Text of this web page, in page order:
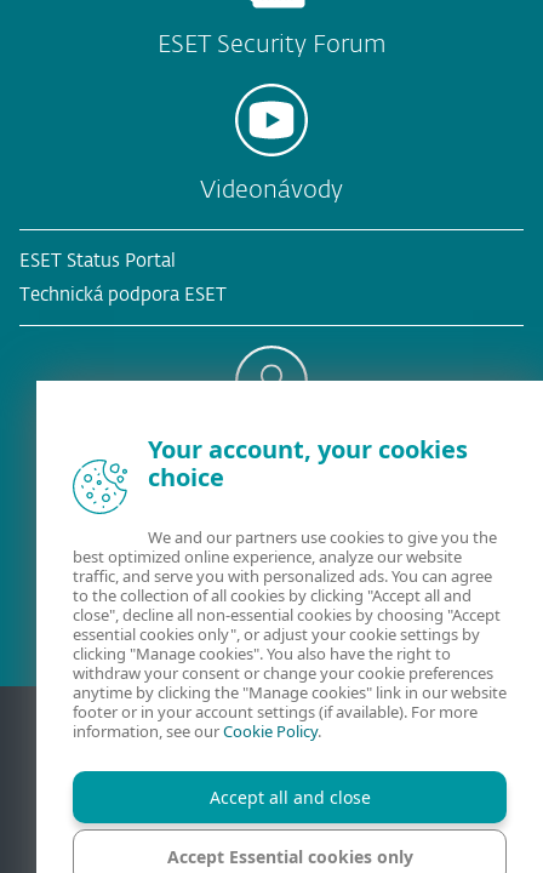
ESET Security Forum
Videonávody
ESET Status Portal
Technická podpora ESET
Existujúci zákazník?
Kontaktujte nás
02/322 44 444(pracovné dni 8:00 - 18:30)
Your account, your cookies
choice
We and our partners use cookies to give you the
best optimized online experience, analyze our website
traffic, and serve you with personalized ads. You can agree
to the collection of all cookies by clicking "Accept all and
close", decline all non-essential cookies by choosing "Accept
essential cookies only", or adjust your cookie settings by
clicking "Manage cookies". You also have the right to
withdraw your consent or change your cookie preferences
anytime by clicking the "Manage cookies" link in our website
footer or in your account settings (if available). For more
information, see ourCookie Policy.
Accept all and close
Accept Essential cookies only